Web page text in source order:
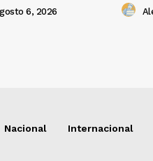
6, 2026
Nacional Internacional